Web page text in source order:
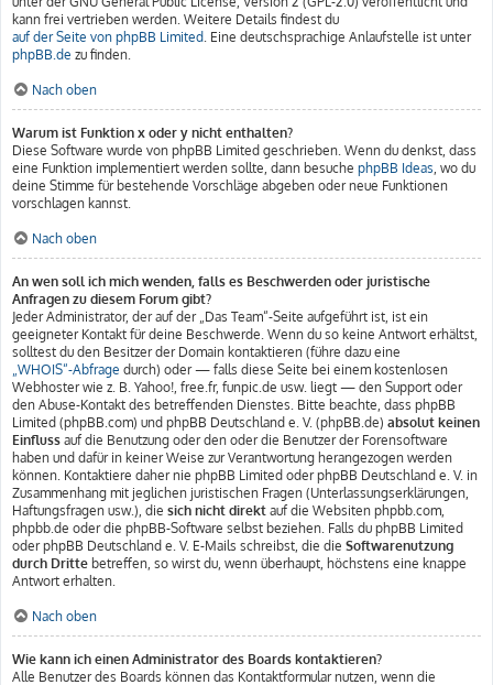
kann frei vertrieben werden. Weitere Details findest du
auf der Seite von phpBB Limited. Eine deutschsprachige Anlaufstelle ist unter
phpBB.de zu finden.
Nach oben
Warum ist Funktion x oder y nicht enthalten?
Diese Software wurde von phpBB Limited geschrieben. Wenn du denkst, dass
eine Funktion implementiert werden sollte, dann besuche phpBB Ideas, wo du
deine Stimme für bestehende Vorschläge abgeben oder neue Funktionen
vorschlagen kannst.
Nach oben
An wen soll ich mich wenden, falls es Beschwerden oder juristische
Anfragen zu diesem Forum gibt?
Jeder Administrator, der auf der „Das Team“-Seite aufgeführt ist, ist ein
geeigneter Kontakt für deine Beschwerde. Wenn du so keine Antwort erhältst,
solltest du den Besitzer der Domain kontaktieren (führe dazu eine
„WHOIS“-Abfrage durch) oder — falls diese Seite bei einem kostenlosen
Webhoster wie z. B. Yahoo!, free.fr, funpic.de usw. liegt — den Support oder
den Abuse-Kontakt des betreffenden Dienstes. Bitte beachte, dass phpBB
Limited (phpBB.com) und phpBB Deutschland e. V. (phpBB.de) absolut keinen
Einfluss auf die Benutzung oder den oder die Benutzer der Forensoftware
haben und dafür in keiner Weise zur Verantwortung herangezogen werden
können. Kontaktiere daher nie phpBB Limited oder phpBB Deutschland e. V. in
Zusammenhang mit jeglichen juristischen Fragen (Unterlassungserklärungen,
Haftungsfragen usw.), die sich nicht direkt auf die Websiten phpbb.com,
phpbb.de oder die phpBB-Software selbst beziehen. Falls du phpBB Limited
oder phpBB Deutschland e. V. E-Mails schreibst, die die Softwarenutzung
durch Dritte betreffen, so wirst du, wenn überhaupt, höchstens eine knappe
Antwort erhalten.
Nach oben
Wie kann ich einen Administrator des Boards kontaktieren?
Alle Benutzer des Boards können das Kontaktformular nutzen, wenn die